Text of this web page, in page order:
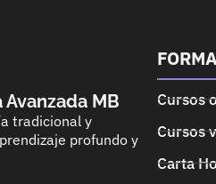
MB
tradicional y
profundo y
Cursos
Cursos
Carta